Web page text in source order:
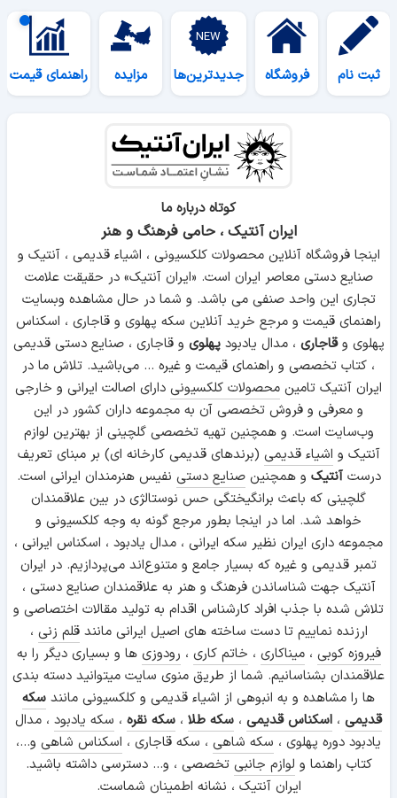
ثبت نام فروشگاه جدیدترین‌ها مزایده راهنمای قیمت
کوتاه درباره ما
ایران آنتیک ، حامی فرهنگ و هنر
اینجا فروشگاه آنلاین محصولات کلکسیونی ، اشیاء قدیمی ، آنتیک و
صنایع دستی معاصر ایران است. «ایران آنتیک» در حقیقت علامت
تجاری این واحد صنفی می باشد. و شما در حال مشاهده وبسایت
راهنمای قیمت و مرجع خرید آنلاین سکه پهلوی و قاجاری ، اسکناس
پهلوی وقاجاری ، مدال یادبودپهلوی و قاجاری ، صنایع دستی قدیمی
، کتاب تخصصی و راهنمای قیمت و غیره ... می‌باشید. تلاش ما در
ایران آنتیک تامین محصولات کلکسیونی دارای اصالت ایرانی و خارجی
و معرفی و فروش تخصصی آن به مجموعه داران کشور در این
وب‌سایت است. و همچنین تهیه تخصصی گلچینی از بهترین لوازم
آنتیک و اشیاء قدیمی (برندهای قدیمی کارخانه ای) بر مبنای تعریف
درستآنتیک و همچنینصنایع دستی نفیس هنرمندان ایرانی است.
گلچینی که باعث برانگیختگی حس نوستالژی در بین علاقمندان
خواهد شد. اما در اینجا بطور مرجع گونه به وجه کلکسیونی و
مجموعه داری ایران نظیر سکه ایرانی ، مدال یادبود ، اسکناس ایرانی ،
تمبر قدیمی و غیره که بسیار جامع و متنوع‌اند می‌پردازیم. در ایران
آنتیک جهت شناساندن فرهنگ و هنر به علاقمندان صنایع دستی ،
تلاش شده با جذب افراد کارشناس اقدام به تولید مقالات اختصاصی و
ارزنده نماییم تا دست ساخته های اصیل ایرانی مانندقلم زنی ،
فیروزه کوبی ،میناکاری ، خاتم کاری ، رودوزی ها و بسیاری دیگر را به
علاقمندان بشناسانیم. شما از طریق منوی سایت میتوانید دسته بندی
ها را مشاهده و به انبوهی از اشیاء قدیمی و کلکسیونی مانند سکه
قدیمی ، اسکناس قدیمی ، سکه طلا ، سکه نقره ، سکه یادبود ، مدال
یادبود دوره پهلوی ، سکه شاهی ، سکه قاجاری ، اسکناس شاهی و...،
کتاب راهنما و لوازم جانبی تخصصی ، و... دسترسی داشته باشید.
ایران آنتیک ، نشانه اطمینان شماست.